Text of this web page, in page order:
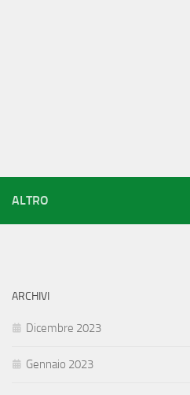
ALTRO
ARCHIVI
Dicembre 2023
Gennaio 2023